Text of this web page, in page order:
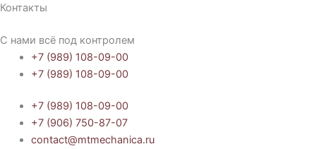
Контакты
С нами всё под контролем
+7 (989) 108-09-00
+7 (989) 108-09-00
+7 (989) 108-09-00
+7 (906) 750-87-07
contact@mtmechanica.ru